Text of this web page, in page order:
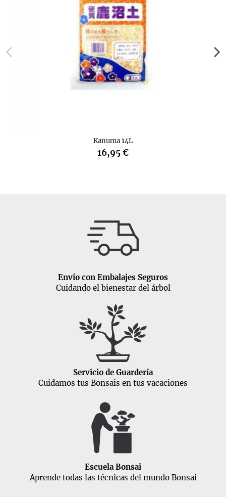
Kanuma 14L
16,95 €
Envío con Embalajes Seguros
Cuidando el bienestar del árbol
Servicio de Guardería
Cuidamos tus Bonsais en tus vacaciones
Escuela Bonsai
Aprende todas las técnicas del mundo Bonsai